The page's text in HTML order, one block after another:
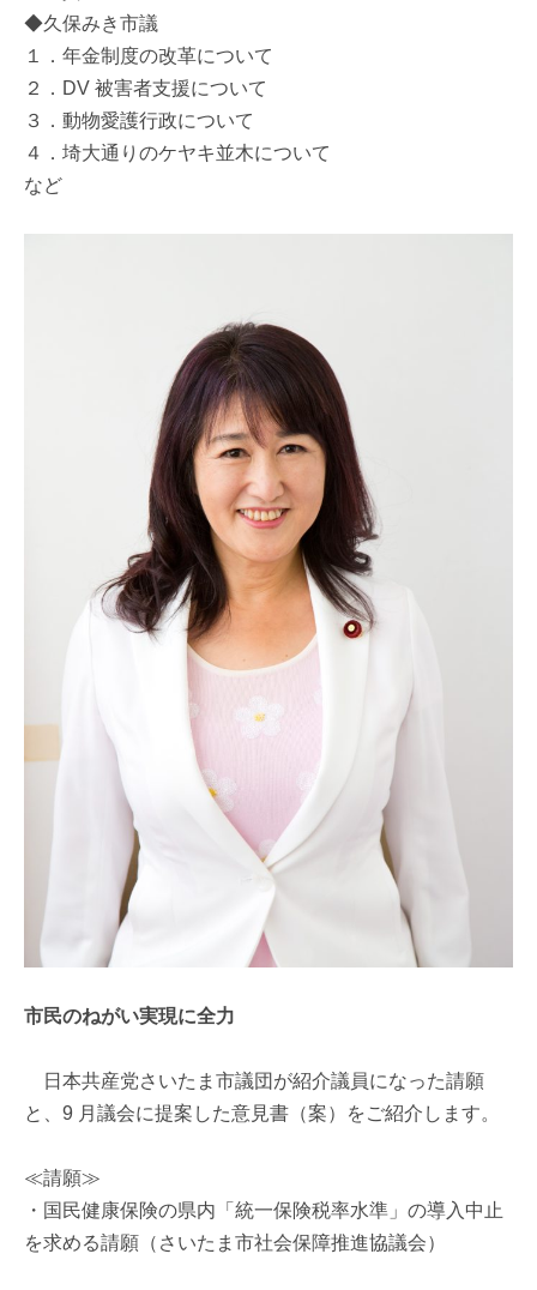
◆久保みき市議
１．年金制度の改革について
２．DV 被害者支援について
３．動物愛護行政について
４．埼大通りのケヤキ並木について
など
市民のねがい実現に全力
日本共産党さいたま市議団が紹介議員になった請願
と、9 月議会に提案した意見書（案）をご紹介します。
≪請願≫
・国民健康保険の県内「統一保険税率水準」の導入中止
を求める請願（さいたま市社会保障推進協議会）